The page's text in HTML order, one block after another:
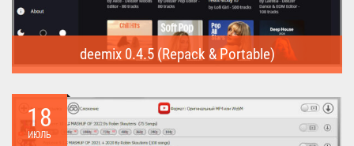
deemix 0.4.5 (Repack & Portable)
треки...
18
ИЮЛЬ